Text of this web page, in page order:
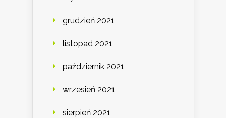
grudzień 2021
listopad 2021
październik 2021
wrzesień 2021
sierpień 2021